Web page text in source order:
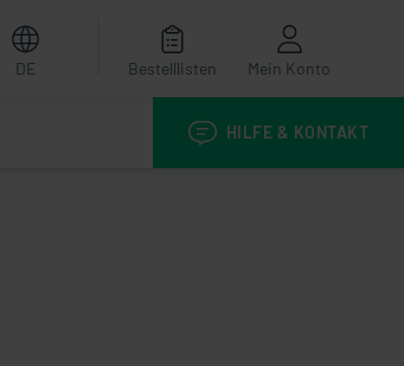
DE Bestelllisten Mein Konto
HILFE & KONTAKT